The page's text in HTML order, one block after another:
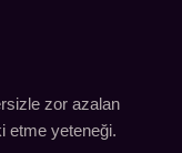
zor azalan
etme yeteneği.